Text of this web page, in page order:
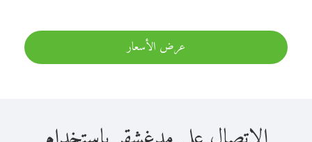
عرض الأسعار